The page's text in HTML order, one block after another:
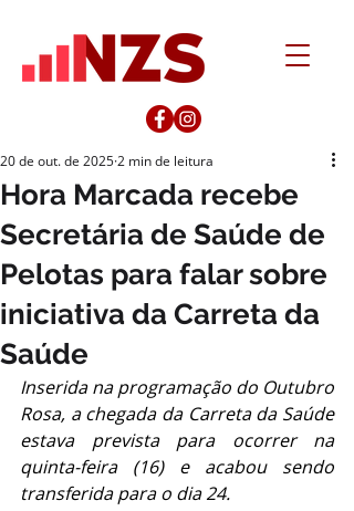
Hora Marcada recebe
Secretária de Saúde de
Pelotas para falar sobre
iniciativa da Carreta da
Saúde
20 de out. de 20252 min de leitura
Inserida na programação do Outubro
Rosa, a chegada da Carreta da Saúde
estava prevista para ocorrer na
quinta-feira (16) e acabou sendo
transferida para o dia 24.